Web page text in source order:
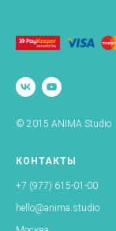
© 2015 ANIMA Studio
КОНТАКТЫ
+7 (977) 615-01-00
hello@anima.studio